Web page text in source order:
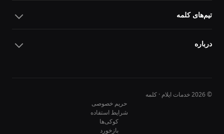
تیم‌های کلمه
درباره
© 2026 خدمات ایلام · کلمه
حریم خصوصی
شرایط استفاده
کوکی‌ها
بازخورد
10